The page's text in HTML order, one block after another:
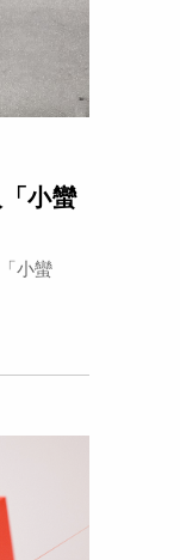
小蠻
小蠻